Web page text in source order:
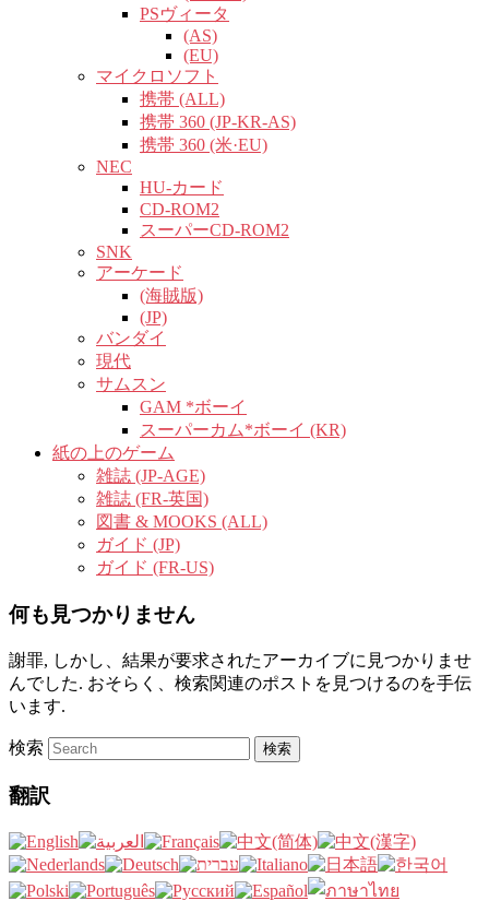
PSヴィータ
(AS)
(EU)
マイクロソフト
携帯 (ALL)
携帯 360 (JP-KR-AS)
携帯 360 (米·EU)
NEC
HU-カード
CD-ROM2
スーパーCD-ROM2
SNK
アーケード
(海賊版)
(JP)
バンダイ
現代
サムスン
GAM *ボーイ
スーパーカム*ボーイ (KR)
紙の上のゲーム
雑誌 (JP-AGE)
雑誌 (FR-英国)
図書 & MOOKS (ALL)
ガイド (JP)
ガイド (FR-US)
何も見つかりません
謝罪, しかし、結果が要求されたアーカイブに見つかりませ
んでした. おそらく、検索関連のポストを見つけるのを手伝
います.
検索
翻訳